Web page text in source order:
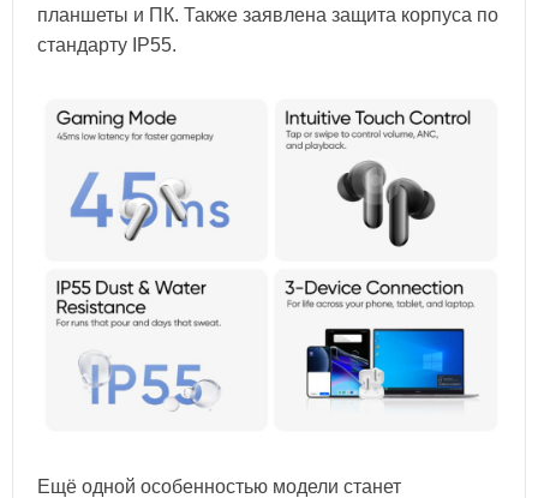
планшеты и ПК. Также заявлена защита корпуса по
стандарту IP55.
Ещё одной особенностью модели станет